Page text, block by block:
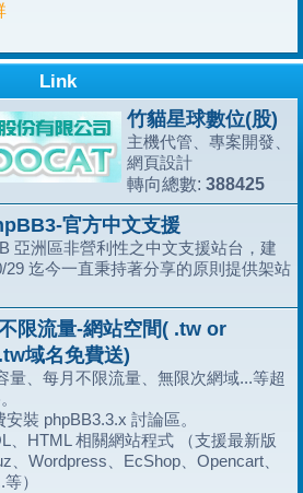
Link
竹貓星球數位(股)
主機代管、專案開發、
網頁設計
轉向總數: 388425
官方中文支援
亞洲區非營利性之中文支援站台，建
29 迄今一直秉持著分享的原則提供架站
限流量-網站空間( .tw or
域名免費送)
量、每月不限流量、無限次網域...等超
裝 phpBB3.3.x 討論區。
、HTML 相關網站程式 （支援最新版
、Wordpress、EcShop、Opencart、
）